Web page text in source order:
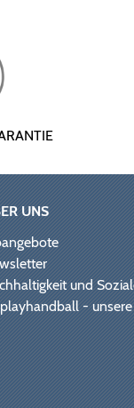
UNS
und
-